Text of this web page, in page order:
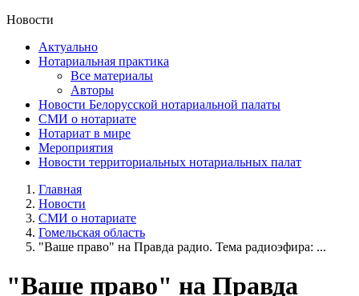
Новости
Актуально
Нотариальная практика
Все материалы
Авторы
Новости Белорусской нотариальной палаты
СМИ о нотариате
Нотариат в мире
Мероприятия
Новости территориальных нотариальных палат
Главная
Новости
СМИ о нотариате
Гомельская область
"Ваше право" на Правда радио. Тема радиоэфира: ...
"Ваше право" на Правда